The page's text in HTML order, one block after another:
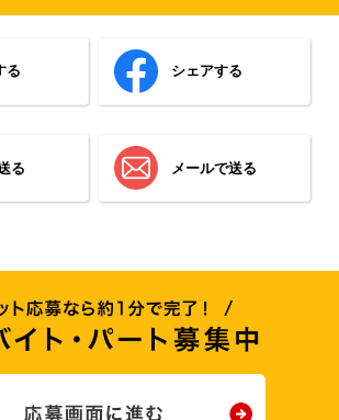
る シェアする
る メールで送る